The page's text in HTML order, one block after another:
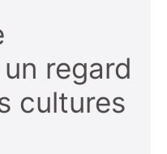
regard
cultures